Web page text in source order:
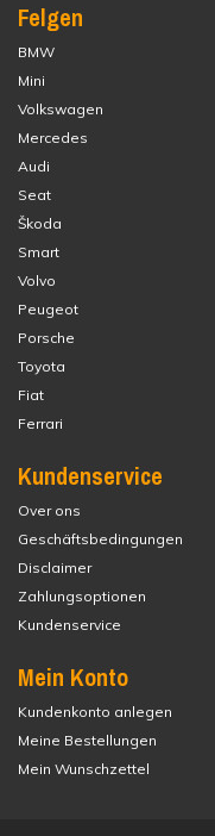
Felgen
BMW
Mini
Volkswagen
Mercedes
Audi
Seat
Škoda
Smart
Volvo
Peugeot
Porsche
Toyota
Fiat
Ferrari
Kundenservice
Over ons
Geschäftsbedingungen
Disclaimer
Zahlungsoptionen
Kundenservice
Mein Konto
Kundenkonto anlegen
Meine Bestellungen
Mein Wunschzettel